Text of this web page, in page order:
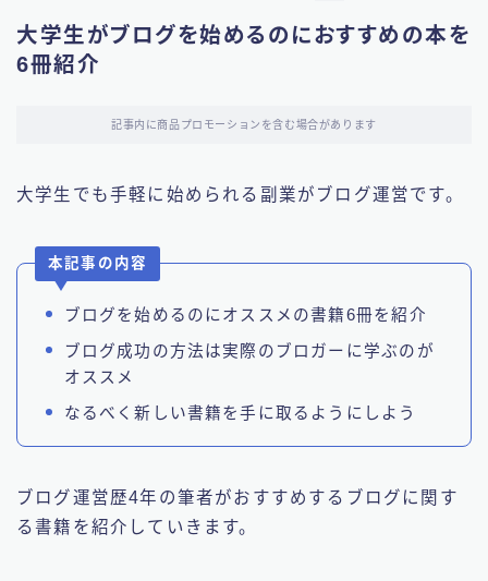
大学生がブログを始めるのにおすすめの本を
6冊紹介
記事内に商品プロモーションを含む場合があります
大学生でも手軽に始められる副業がブログ運営です。
本記事の内容
ブログを始めるのにオススメの書籍6冊を紹介
ブログ成功の方法は実際のブロガーに学ぶのが
オススメ
なるべく新しい書籍を手に取るようにしよう
ブログ運営歴4年の筆者がおすすめするブログに関す
る書籍を紹介していきます。